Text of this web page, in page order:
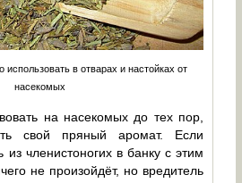
в отварах и настойках от
насекомых
на насекомых до тех пор,
свой пряный аромат. Если
из членистоногих в банку с этим
не произойдёт, но вредитель